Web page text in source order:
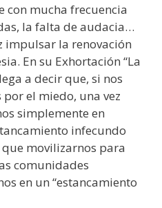
con mucha frecuencia
la falta de audacia…
la renovación
En su Exhortación “La
a decir que, si nos
el miedo, una vez
simplemente en
infecundo
que movilizarnos para
comunidades
en un “estancamiento